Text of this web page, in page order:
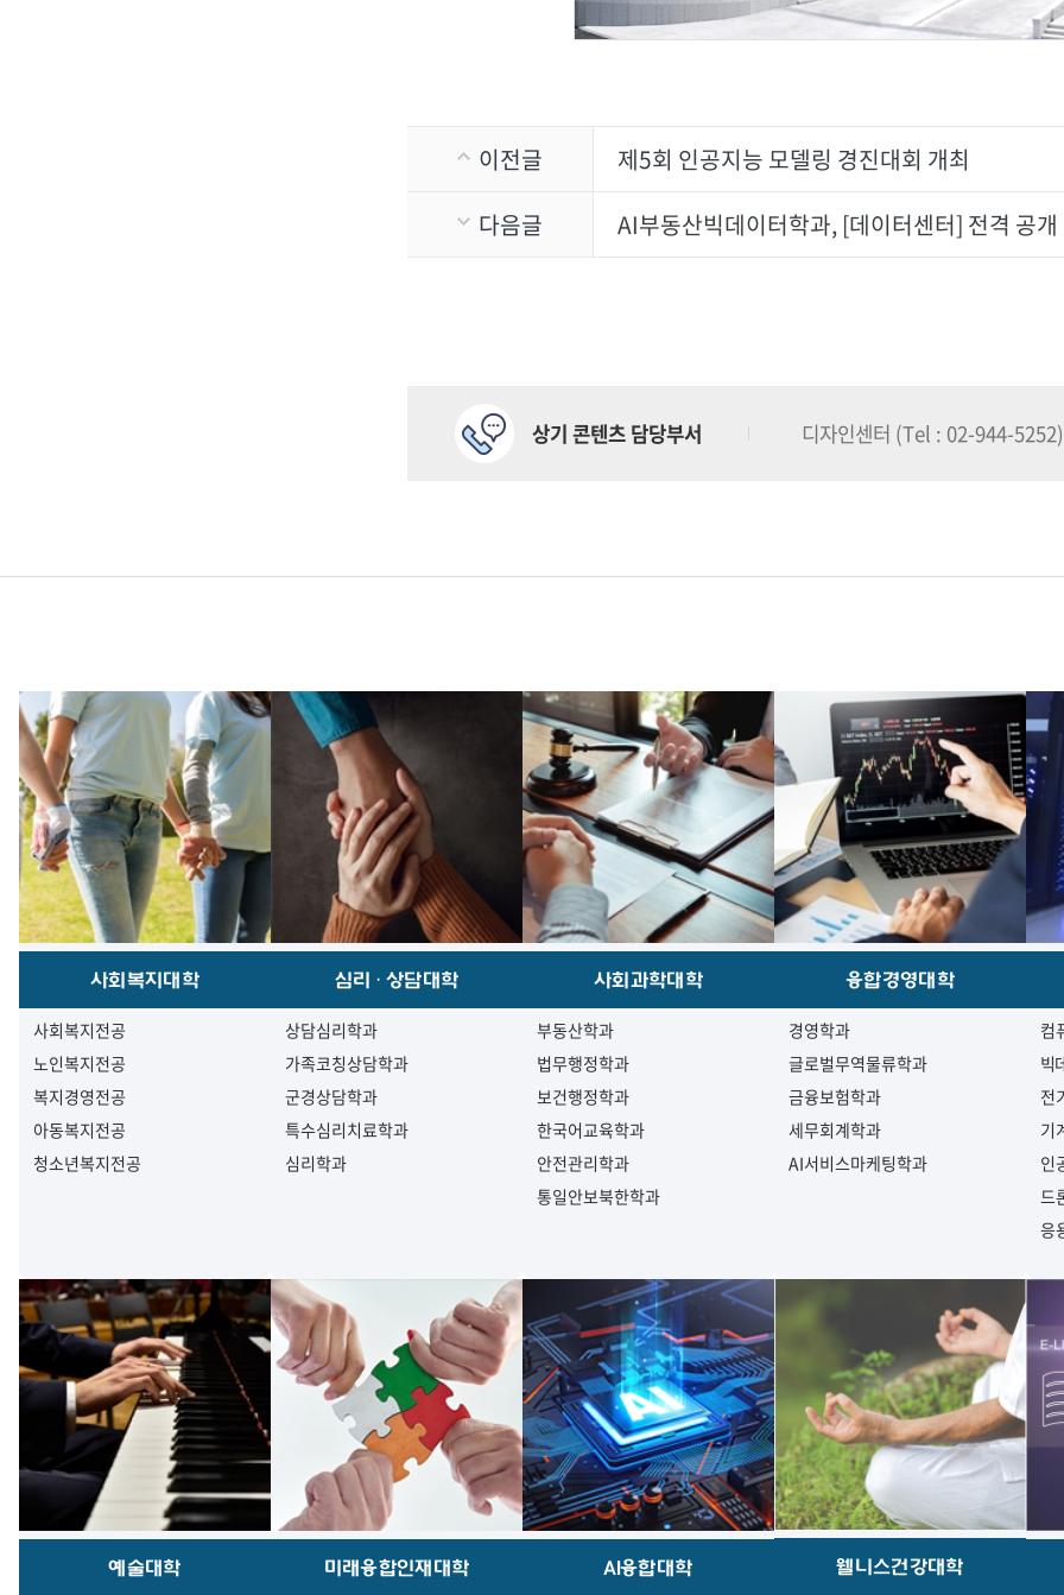
이전글
제5회 인공지능 모델링 경진대회 개최
다음글
AI부동산빅데이터학과, [데이터센터] 전격 공개
상기 콘텐츠 담당부서 디자인센터 (Tel : 02-944-5252)
사회복지대학
사회복지전공
노인복지전공
복지경영전공
아동복지전공
청소년복지전공
심리·상담대학
상담심리학과
가족코칭상담학과
군경상담학과
특수심리치료학과
심리학과
사회과학대학
부동산학과
법무행정학과
보건행정학과
한국어교육학과
안전관리학과
통일안보북한학과
융합경영대학
경영학과
글로벌무역물류학과
금융보험학과
세무회계학과
AI서비스마케팅학과
컴
빅
전
기
인
드
응
예술대학 미래융합인재대학 AI융합대학 웰니스건강대학